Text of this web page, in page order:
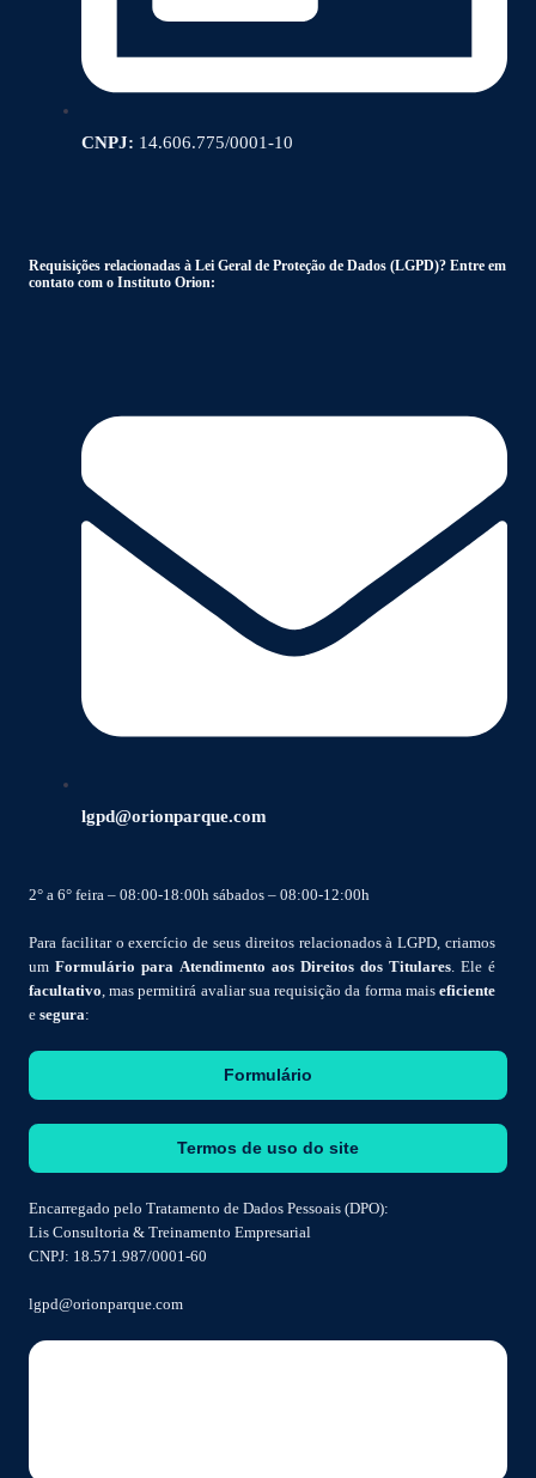
CNPJ: 14.606.775/0001-10
Requisições relacionadas à Lei Geral de Proteção de Dados (LGPD)? Entre em
contato com o Instituto Orion:
lgpd@orionparque.com
2° a 6° feira – 08:00-18:00h sábados – 08:00-12:00h
Para facilitar o exercício de seus direitos relacionados à LGPD, criamos
um Formulário para Atendimento aos Direitos dos Titulares . Ele é
facultativo , mas permitirá avaliar sua requisição da forma mais eficiente
e segura:
Formulário
Termos de uso do site
Encarregado pelo Tratamento de Dados Pessoais (DPO):
Lis Consultoria & Treinamento Empresarial
CNPJ: 18.571.987/0001-60
lgpd@orionparque.com